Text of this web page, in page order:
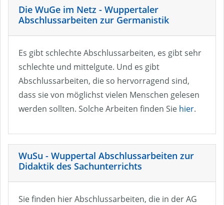
Die WuGe im Netz - Wuppertaler
Abschlussarbeiten zur Germanistik
Es gibt schlechte Abschlussarbeiten, es gibt sehr
schlechte und mittelgute. Und es gibt
Abschlussarbeiten, die so hervorragend sind,
dass sie von möglichst vielen Menschen gelesen
werden sollten. Solche Arbeiten finden Sie hier.
WuSu - Wuppertal Abschlussarbeiten zur
Didaktik des Sachunterrichts
Sie finden hier Abschlussarbeiten, die in der AG